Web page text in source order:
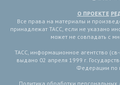
О ПРОЕКТЕ
Все права на материалы и
принадлежат ТАСС, если не указано
может не совпадать с
ТАСС, информационное агентство
выдано 02 апреля 1999 г.
Федерации по
Политика обработки персональных